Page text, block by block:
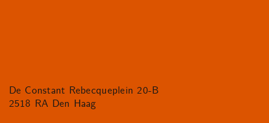
De Constant Rebecqueplein 20-B
2518 RA Den Haag